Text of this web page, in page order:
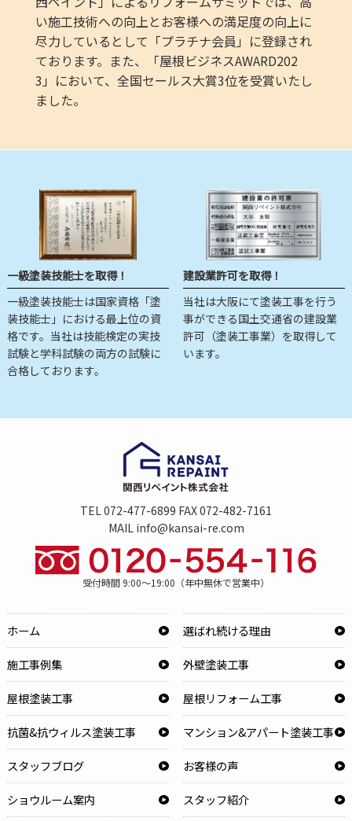
い施工技術への向上とお客様への満足度の向上に
尽力しているとして「プラチナ会員」に登録され
ております。また、「屋根ビジネスAWARD202
3」において、全国セールス大賞3位を受賞いたし
ました。
一級塗装技能士を取得！
一級塗装技能士は国家資格「塗
装技能士」における最上位の資
格です。当社は技能検定の実技
試験と学科試験の両方の試験に
合格しております。
建設業許可を取得！
当社は大阪にて塗装工事を行う
事ができる国土交通省の建設業
許可（塗装工事業）を取得して
います。
TEL 072-477-6899 FAX 072-482-7161
MAIL info@kansai-re.com
受付時間 9:00～19:00（年中無休で営業中）
ホーム 選ばれ続ける理由
施工事例集 外壁塗装工事
屋根塗装工事 屋根リフォーム工事
抗菌&抗ウィルス塗装工事 マンション&アパート塗装工事
スタッフブログ お客様の声
ショウルーム案内 スタッフ紹介